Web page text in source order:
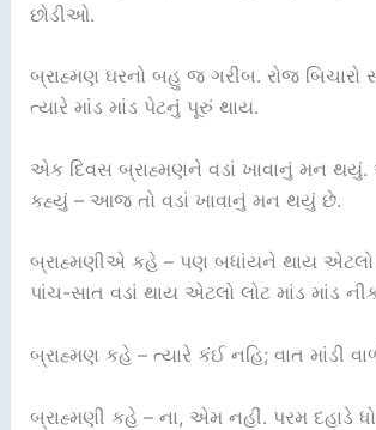
છોડીઓ.
બ્રાહ્મણ ઘરનો બહુ જ ગરીબ. રોજ બિચારો
ત્યારે માંડ માંડ પેટનું પૂરું થાય.
એક દિવસ બ્રાહ્મણને વડાં ખાવાનું મન
કહ્યું – આજ તો વડાં ખાવાનું મન થયું છે.
બ્રાહ્મણીએ કહે – પણ બધાંયને થાય એટલો
પાંચ-સાત વડાં થાય એટલો લોટ માંડ માંડ
બ્રાહ્મણ કહે – ત્યારે કંઈ નહિ; વાત માંડી
બ્રાહ્મણી કહે – ના, એમ નહીં. પરમ દહાડે